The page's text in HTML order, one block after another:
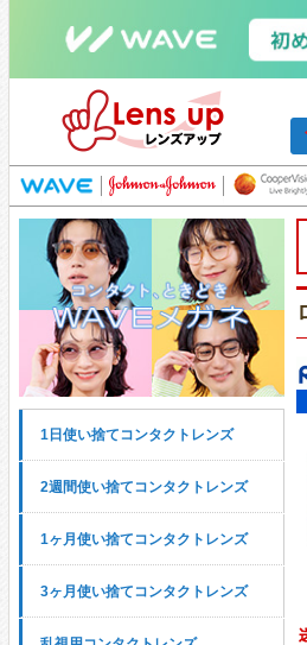
1日使い捨てコンタクトレンズ
2週間使い捨てコンタクトレンズ
1ヶ月使い捨てコンタクトレンズ
3ヶ月使い捨てコンタクトレンズ